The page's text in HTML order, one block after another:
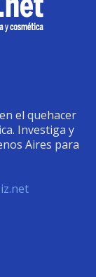
el quehacer
Investiga y
Aires para